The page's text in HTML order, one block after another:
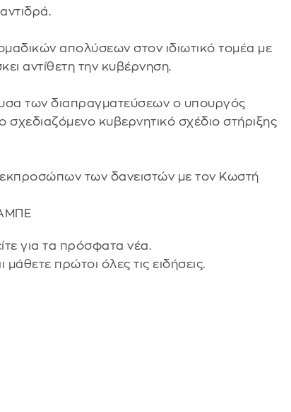
απολύσεων στον ιδιωτικό τομέα με
αντίθετη την κυβέρνηση.
των διαπραγματεύσεων ο υπουργός
σχεδιαζόμενο κυβερνητικό σχέδιο στήριξης
των δανειστών με τον Κωστή
για τα πρόσφατα νέα.
μάθετε πρώτοι όλες τις ειδήσεις.